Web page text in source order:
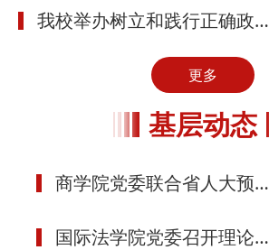
我校举办树立和践行正确政绩观学习教育读书班
更多
基层动态
商学院党委联合省人大预算监督联网中心支部、办公厅信息网络处支部开...
国际法学院党委召开理论学习中心组（扩大）学习会议